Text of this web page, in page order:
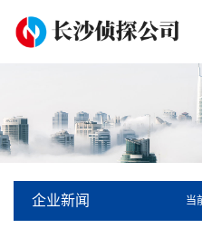
企业新闻 当